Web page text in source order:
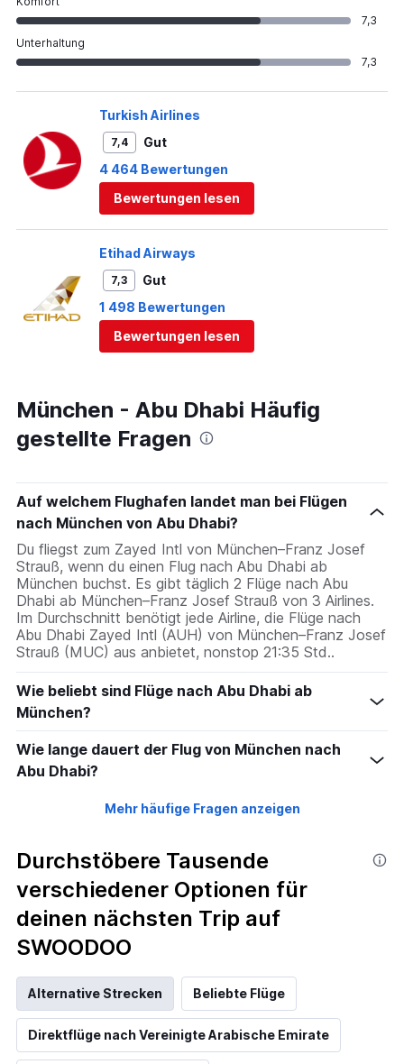
7,3
Unterhaltung
7,3
Turkish Airlines
7,4
Gut
4 464 Bewertungen
Bewertungen lesen
Etihad Airways
7,3
Gut
1 498 Bewertungen
Bewertungen lesen
München - Abu Dhabi Häufig
gestellte Fragen
Auf welchem Flughafen landet man bei Flügen
nach München von Abu Dhabi?
Du fliegst zum Zayed Intl von München–Franz Josef
Strauß, wenn du einen Flug nach Abu Dhabi ab
München buchst. Es gibt täglich 2 Flüge nach Abu
Dhabi ab München–Franz Josef Strauß von 3 Airlines.
Im Durchschnitt benötigt jede Airline, die Flüge nach
Abu Dhabi Zayed Intl (AUH) von München–Franz Josef
Strauß (MUC) aus anbietet, nonstop 21:35 Std..
Wie beliebt sind Flüge nach Abu Dhabi ab
München?
Wie lange dauert der Flug von München nach
Abu Dhabi?
Mehr häufige Fragen anzeigen
Durchstöbere Tausende
verschiedener Optionen für
deinen nächsten Trip auf
SWOODOO
Alternative Strecken Beliebte Flüge
Direktflüge nach Vereinigte Arabische Emirate